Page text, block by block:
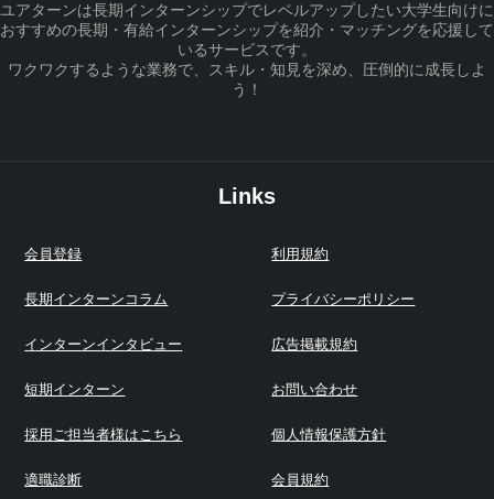
ユアターンは長期インターンシップでレベルアップしたい大学生向けに
おすすめの長期・有給インターンシップを紹介・マッチングを応援して
いるサービスです。
ワクワクするような業務で、スキル・知見を深め、圧倒的に成長しよ
う！
Links
会員登録
長期インターンコラム
インターンインタビュー
短期インターン
採用ご担当者様はこちら
適職診断
利用規約
プライバシーポリシー
広告掲載規約
お問い合わせ
個人情報保護方針
会員規約